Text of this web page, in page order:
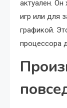
актуален.
игр или для
графикой.
процессора